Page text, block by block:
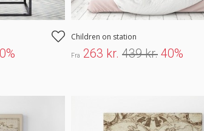
Children on station
Fra 263 kr. 439 kr. 40%